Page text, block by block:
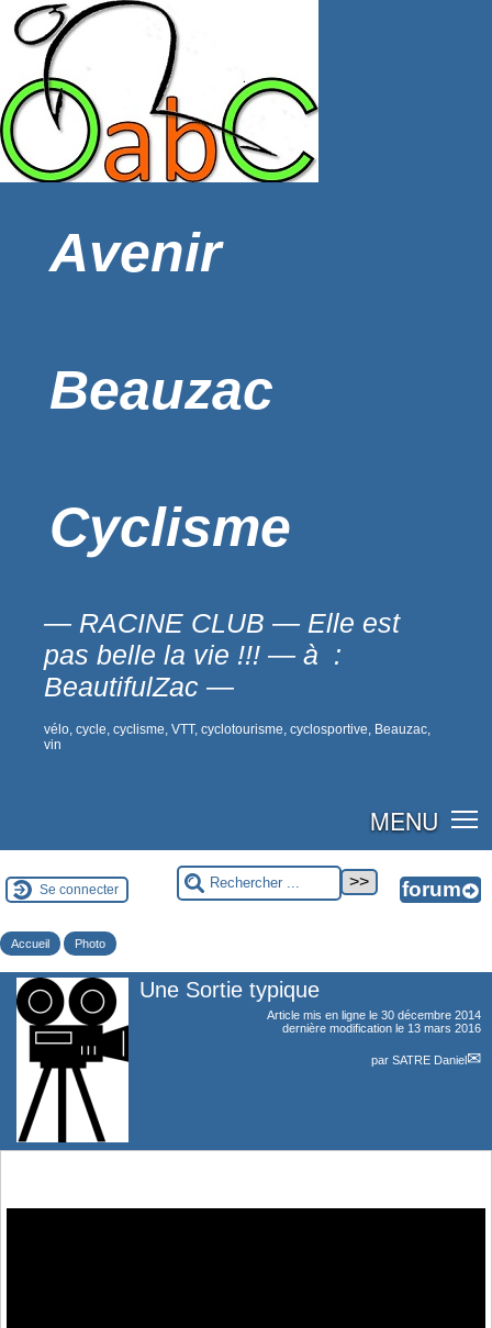
Avenir
Beauzac
Cyclisme
— RACINE CLUB — Elle est
pas belle la vie !!! — à :
BeautifulZac —
vélo, cycle, cyclisme, VTT, cyclotourisme, cyclosportive, Beauzac,
vin
MENU
Se connecter
Accueil Photo
Une Sortie typique
Article mis en ligne le 30 décembre 2014
dernière modification le 13 mars 2016
par SATRE Daniel